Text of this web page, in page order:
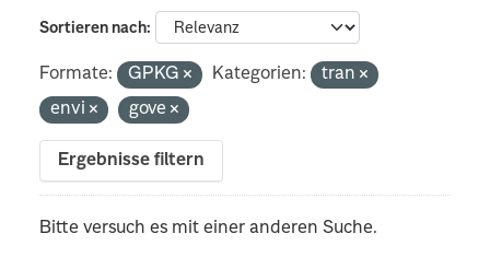
Sortieren nach
Formate: GPKG Kategorien:
tran
envi
gove
Ergebnisse filtern
Bitte versuch es mit einer anderen Suche.